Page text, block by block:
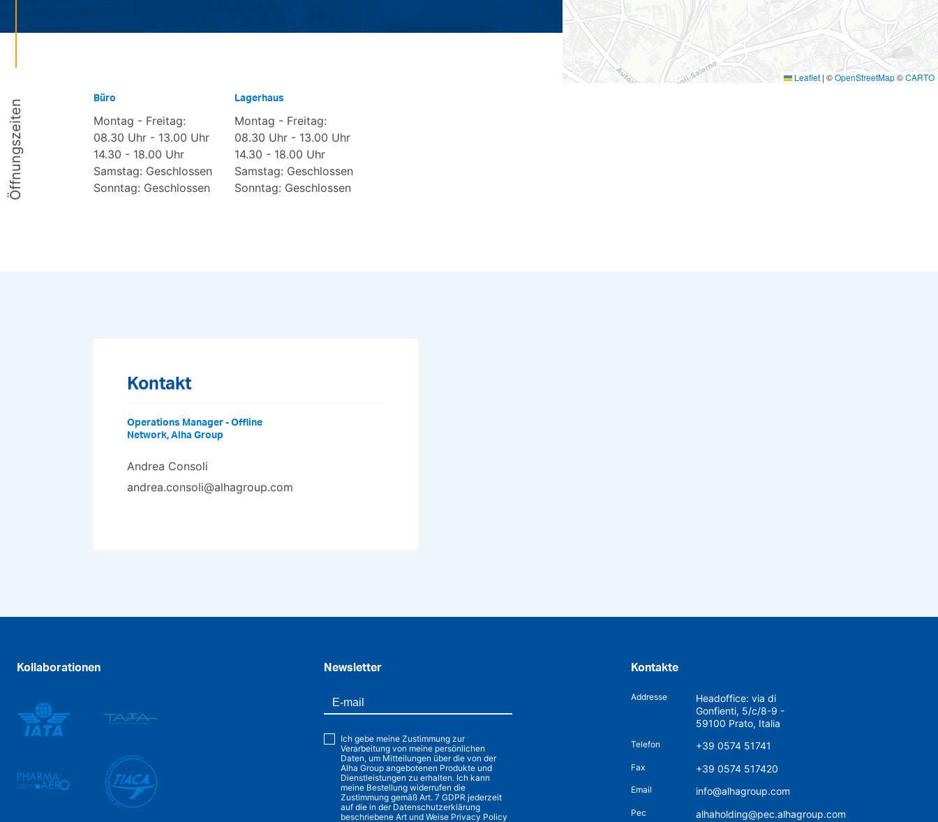
Leaflet | ©OpenStreetMap©CARTO
Öffnungszeiten
Büro
Montag - Freitag:
08.30 Uhr - 13.00 Uhr
14.30 - 18.00 Uhr
Samstag: Geschlossen
Sonntag: Geschlossen
Lagerhaus
Montag - Freitag:
08.30 Uhr - 13.00 Uhr
14.30 - 18.00 Uhr
Samstag: Geschlossen
Sonntag: Geschlossen
Kontakt
Operations Manager - Offline
Network, Alha Group
Andrea Consoli
andrea.consoli@alhagroup.com
Kollaborationen Newsletter
Ich gebe meine Zustimmung zur
Verarbeitung von meine persönlichen
Daten, um Mitteilungen über die von der
Alha Group angebotenen Produkte und
Dienstleistungen zu erhalten. Ich kann
meine Bestellung widerrufen die
Zustimmung gemäß Art. 7 GDPR jederzeit
auf die in der Datenschutzerklärung
beschriebene Art und Weise Privacy Policy
Kontakte
Addresse
Headoffice: via di
Gonfienti, 5/c/8-9 -
59100 Prato, Italia
Telefon +39 0574 51741
Fax +39 0574 517420
Email info@alhagroup.com
Pec alhaholding@pec.alhagroup.com